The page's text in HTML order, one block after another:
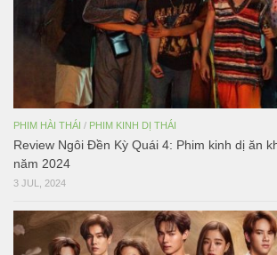
PHIM HÀI THÁI / PHIM KINH DỊ THÁI
Review Ngôi Đền Kỳ Quái 4: Phim kinh dị ăn
năm 2024
3 JUL, 2024